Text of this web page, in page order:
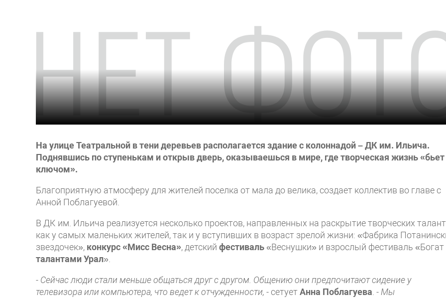
На улице Театральной в тени деревьев располагается здание с колоннадой – ДК им. Ильича.
Поднявшись по ступенькам и открыв дверь, оказываешься в мире, где творческая жизнь «бьет
ключом».
Благоприятную атмосферу для жителей поселка от мала до велика, создает коллектив во главе с
Анной Поблагуевой.
В ДК им. Ильича реализуется несколько проектов, направленных на раскрытие творческих
как у самых маленьких жителей, так и у вступивших в возраст зрелой жизни: «Фабрика
звездочек», конкурс «Мисс Весна», детский фестиваль«Веснушки» и взрослый фестиваль «Богат
талантами Урал».
- Сейчас люди стали меньше общаться друг с другом. Общению они предпочитают сидение у
телевизора или компьютера, что ведет к отчужденности, - сетуетАнна Поблагуева. - Мы